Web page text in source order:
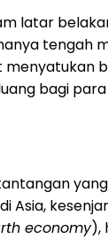
latar
tengah
menyatukan
bagi
Asia,
economy),